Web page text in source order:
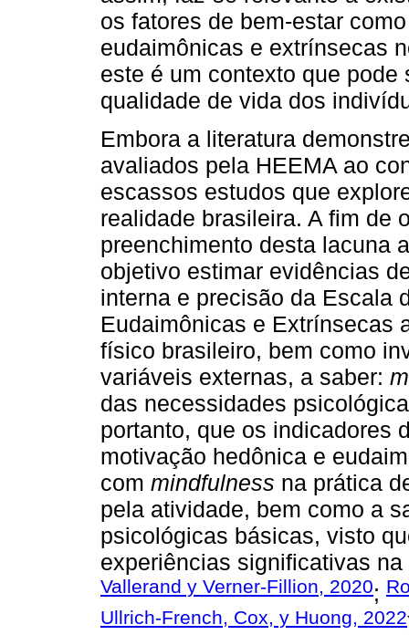
os fatores de bem-estar
eudaimônicas e extrínsecas
este é um contexto que
qualidade de vida dos
Embora a literatura
avaliados pela HEEMA ao
escassos estudos que
realidade brasileira. A fim de
preenchimento desta lacuna
objetivo estimar evidências
interna e precisão da Escala
Eudaimônicas e Extrínsecas
físico brasileiro, bem como
variáveis externas, a saber:
das necessidades
portanto, que os indicadores
motivação hedônica e
com mindfulness na prática
pela atividade, bem como a
psicológicas básicas, visto
experiências significativas
Vallerand y Verner-Fillion, 2020;
Ullrich-French, Cox, y Huong, 2022